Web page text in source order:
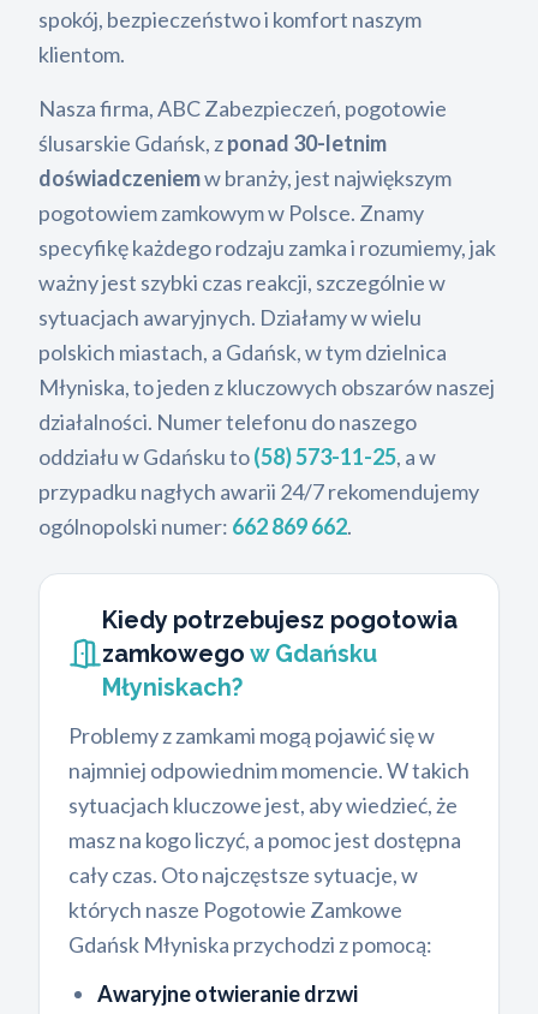
spokój, bezpieczeństwo i komfort naszym
klientom.
Nasza firma, ABC Zabezpieczeń, pogotowie
ślusarskie Gdańsk, zponad 30-letnim
doświadczeniemw branży, jest największym
pogotowiem zamkowym w Polsce. Znamy
specyfikę każdego rodzaju zamka i rozumiemy, jak
ważny jest szybki czas reakcji, szczególnie w
sytuacjach awaryjnych. Działamy w wielu
polskich miastach, a Gdańsk, w tym dzielnica
Młyniska, to jeden z kluczowych obszarów naszej
działalności. Numer telefonu do naszego
oddziału w Gdańsku to(58) 573-11-25, a w
przypadku nagłych awarii 24/7 rekomendujemy
ogólnopolski numer: 662 869 662.
Kiedy potrzebujesz pogotowia
zamkowego w Gdańsku
Młyniskach?
Problemy z zamkami mogą pojawić się w
najmniej odpowiednim momencie. W takich
sytuacjach kluczowe jest, aby wiedzieć, że
masz na kogo liczyć, a pomoc jest dostępna
cały czas. Oto najczęstsze sytuacje, w
których nasze Pogotowie Zamkowe
Gdańsk Młyniska przychodzi z pomocą:
Awaryjne otwieranie drzwi